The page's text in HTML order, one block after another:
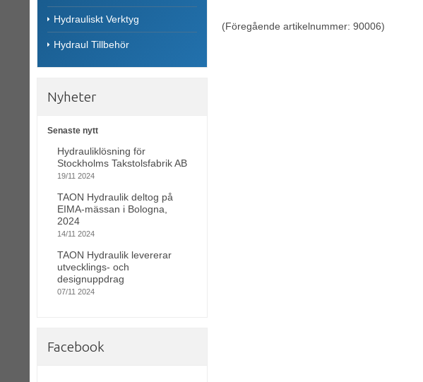
Hydrauliskt Verktyg
Hydraul Tillbehör
Nyheter
Senaste nytt
Hydrauliklösning för
Stockholms Takstolsfabrik AB
19/11 2024
TAON Hydraulik deltog på
EIMA-mässan i Bologna,
2024
14/11 2024
TAON Hydraulik levererar
utvecklings- och
designuppdrag
07/11 2024
Facebook
(Föregående artikelnummer: 90006)